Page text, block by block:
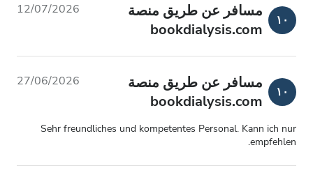
١٠
مسافر عن طريق منصة
bookdialysis.com
12/07/2026
١٠
مسافر عن طريق منصة
bookdialysis.com
27/06/2026
Sehr freundliches und kompetentes Personal. Kann ich nur
empfehlen.